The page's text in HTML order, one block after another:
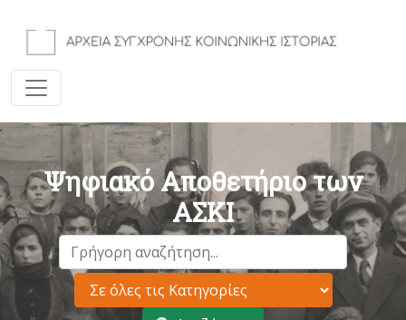
Ψηφιακό Αποθετήριο των
ΑΣΚΙ